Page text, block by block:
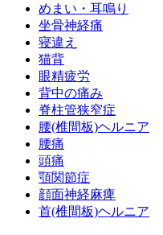
めまい・耳鳴り
坐骨神経痛
寝違え
猫背
眼精疲労
背中の痛み
脊柱管狭窄症
腰(椎間板)ヘルニア
腰痛
頭痛
顎関節症
顔面神経麻痺
首(椎間板)ヘルニア